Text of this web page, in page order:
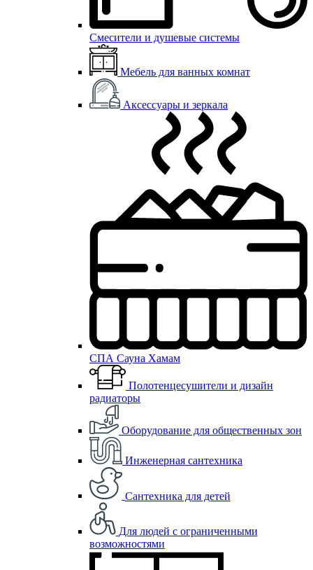
Смесители и душевые системы
Мебель для ванных комнат
Аксессуары и зеркала
СПА Сауна Хамам
Полотенцесушители и дизайн
радиаторы
Оборудование для общественных зон
Инженерная сантехника
Сантехника для детей
Для людей с ограниченными
возможностями